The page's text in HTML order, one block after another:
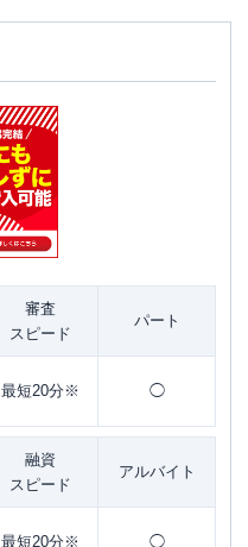
審査
スピード
パート
最短20分※ ◯
融資
スピード
アルバイト
最短20分※ ◯